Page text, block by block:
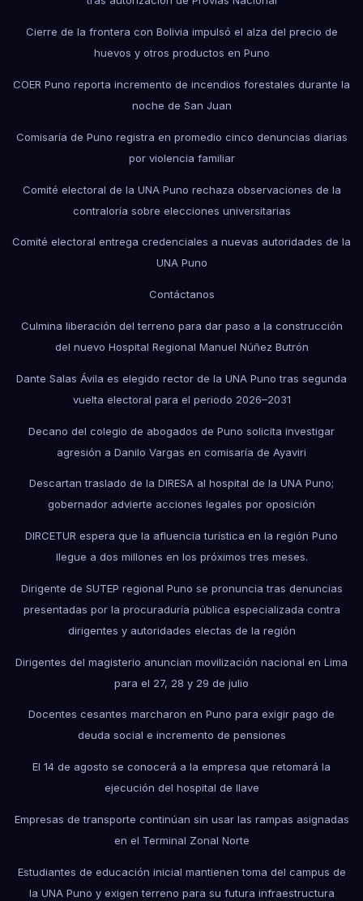
Cierre de la frontera con Bolivia impulsó el alza del precio de
huevos y otros productos en Puno
COER Puno reporta incremento de incendios forestales durante la
noche de San Juan
Comisaría de Puno registra en promedio cinco denuncias diarias
por violencia familiar
Comité electoral de la UNA Puno rechaza observaciones de la
contraloría sobre elecciones universitarias
Comité electoral entrega credenciales a nuevas autoridades de la
UNA Puno
Contáctanos
Culmina liberación del terreno para dar paso a la construcción
del nuevo Hospital Regional Manuel Núñez Butrón
Dante Salas Ávila es elegido rector de la UNA Puno tras segunda
vuelta electoral para el periodo 2026–2031
Decano del colegio de abogados de Puno solicita investigar
agresión a Danilo Vargas en comisaría de Ayaviri
Descartan traslado de la DIRESA al hospital de la UNA Puno;
gobernador advierte acciones legales por oposición
DIRCETUR espera que la afluencia turística en la región Puno
llegue a dos millones en los próximos tres meses.
Dirigente de SUTEP regional Puno se pronuncia tras denuncias
presentadas por la procuraduría pública especializada contra
dirigentes y autoridades electas de la región
Dirigentes del magisterio anuncian movilización nacional en Lima
para el 27, 28 y 29 de julio
Docentes cesantes marcharon en Puno para exigir pago de
deuda social e incremento de pensiones
El 14 de agosto se conocerá a la empresa que retomará la
ejecución del hospital de Ilave
Empresas de transporte continúan sin usar las rampas asignadas
en el Terminal Zonal Norte
Estudiantes de educación inicial mantienen toma del campus de
la UNA Puno y exigen terreno para su futura infraestructura